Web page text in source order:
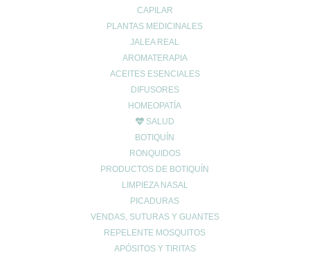
CAPILAR
PLANTAS MEDICINALES
JALEA REAL
AROMATERAPIA
ACEITES ESENCIALES
DIFUSORES
HOMEOPATÍA
SALUD
BOTIQUÍN
RONQUIDOS
PRODUCTOS DE BOTIQUÍN
LIMPIEZA NASAL
PICADURAS
VENDAS, SUTURAS Y GUANTES
REPELENTE MOSQUITOS
APÓSITOS Y TIRITAS
UBICACIÓN
Calle Daoiz 9, Puerto de Sagunto - Valencia